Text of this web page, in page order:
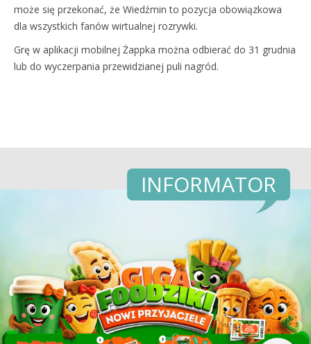
może się przekonać, że Wiedźmin to pozycja obowiązkowa
dla wszystkich fanów wirtualnej rozrywki.
Grę w aplikacji mobilnej Żappka można odbierać do 31 grudnia
lub do wyczerpania przewidzianej puli nagród.
INFORMATOR